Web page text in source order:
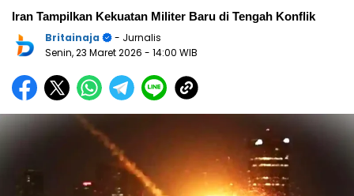
Iran Tampilkan Kekuatan Militer Baru di Tengah Konflik
Britainaja
- Jurnalis
Senin, 23 Maret 2026 - 14:00 WIB